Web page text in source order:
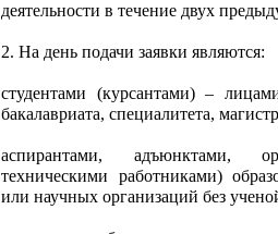
деятельности в течение двух
2. На день подачи заявки являются:
студентами (курсантами) –
бакалавриата, специалитета,
аспирантами, адъюнктами,
техническими работниками)
или научных организаций без